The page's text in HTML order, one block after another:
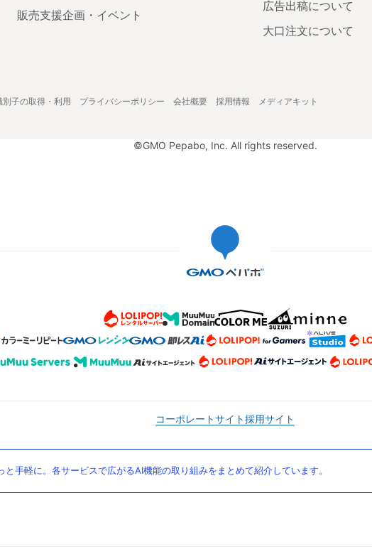
販売支援企画・イベント
広告出稿について
大口注文について
別子の取得・利用 プライバシーポリシー 会社概要 採用情報 メディアキット
©GMO Pepabo, Inc. All rights reserved.
コーポレートサイト採用サイト
手軽に。各サービスで広がるAI機能の取り組みをまとめて紹介しています。